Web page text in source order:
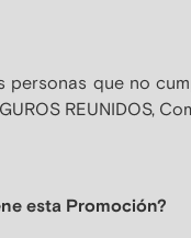
que no
REUNIDOS,
esta Promoción?